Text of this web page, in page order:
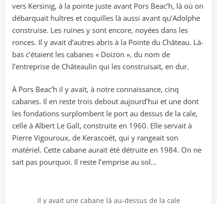
vers Kersinig, à la pointe juste avant Pors Beac’h, là où on
débarquait huîtres et coquilles là aussi avant qu’Adolphe
construise. Les ruines y sont encore, noyées dans les
ronces. Il y avait d’autres abris à la Pointe du Château. Là-
bas c’étaient les cabanes « Doizon », du nom de
l’entreprise de Châteaulin qui les construisait, en dur.
À Pors Beac’h il y avait, à notre connaissance, cinq
cabanes. Il en reste trois debout aujourd’hui et une dont
les fondations surplombent le port au dessus de la cale,
celle à Albert Le Gall, construite en 1960. Elle servait à
Pierre Vigouroux, de Kerascoët, qui y rangeait son
matériel. Cette cabane aurait été détruite en 1984. On ne
sait pas pourquoi. Il reste l’emprise au sol…
Il y avait une cabane là au-dessus de la cale